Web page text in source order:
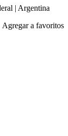
| Argentina
Agregar a favoritos